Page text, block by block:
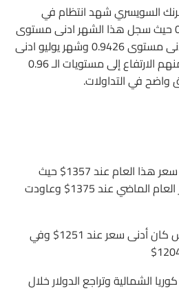
السويسري شهد انتظام في
الارتداد من مستوى الـ 0.94 حيث سجل هذا الشهر ادنى مستوى
0.9418 وشهر اغسطس ادنى مستوى 0.9426 وشهر يوليو ادنى
مستوى 0.9437 ثم عاود منهم الارتفاع إلى مستويات الـ 0.96
سجلت اونصة الذهب أعلى سعر هذا العام عند 1357$ حيث
فشلت من تجاوز اعلى سعر العام الماضي عند 1375$ وعاودت
الشهر الماضي في أغسطس كان أدنى سعر عند 1251$ وفي
الشمالية وتراجع الدولار خلال